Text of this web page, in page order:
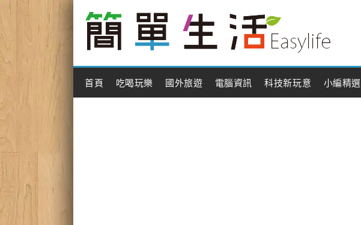
Main Menu
首頁 吃喝玩樂 國外旅遊 電腦資訊 科技新玩意 小編精選